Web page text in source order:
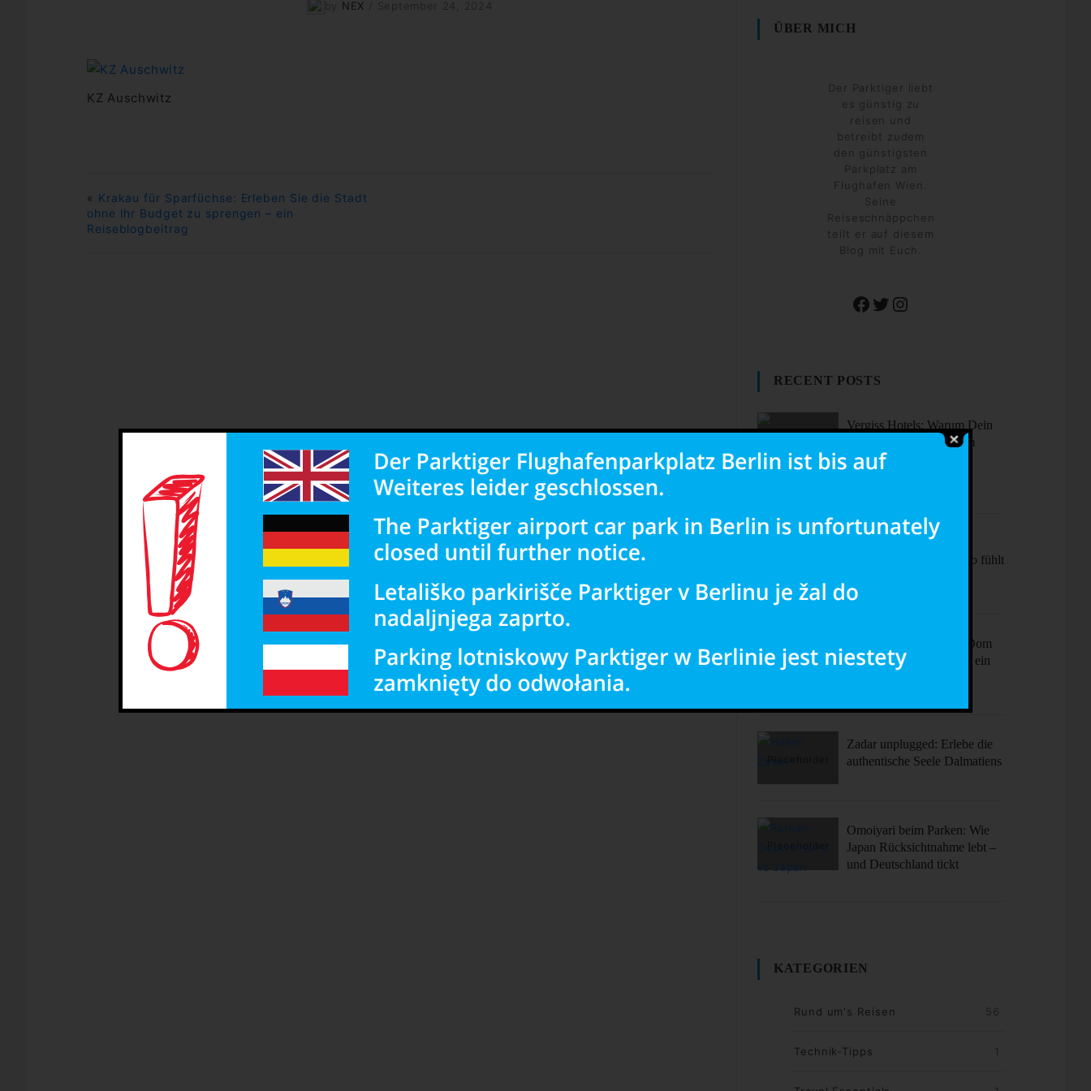
NEX
KZ Auschwitz
« Krakau für Sparfüchse: Erleben Sie die Stadt
ohne Ihr Budget zu sprengen – ein
Reiseblogbeitrag
ÜBER MICH
Der Parktiger liebt
es günstig zu
reisen und
betreibt zudem
den günstigsten
Parkplatz am
Flughafen Wien.
Seine
Reiseschnäppchen
teilt er auf diesem
Blog mit Euch.
Facebook
TwitterInstagram
RECENT POSTS
Vergiss Hotels: Warum Dein
nächster Urlaub in einem
dieser coolen Airbnbs
Sehenswürdigkeiten – So fühlt
Ciao Milano! Mehr als Dom
& Mode – Dein Plan für ein
Zadar unplugged: Erlebe die
authentische Seele Dalmatiens
Omoiyari beim Parken: Wie
Japan Rücksichtnahme lebt –
und Deutschland tickt
KATEGORIEN
Rund um's Reisen 56
Technik-Tipps 1